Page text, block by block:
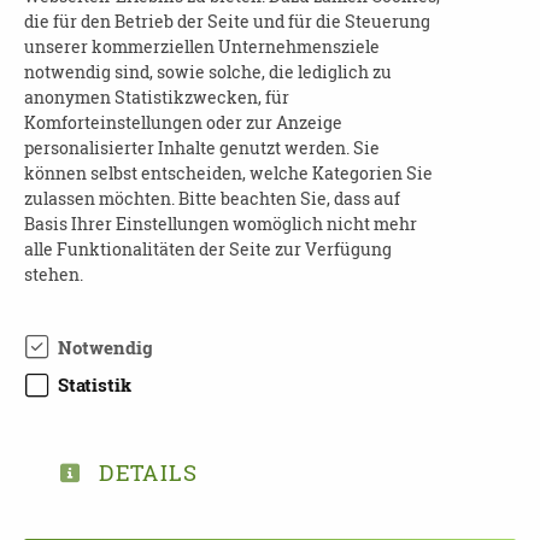
dem Infomobil Pflege des Landkreises Görlitz
dem Markt.
Hier können Sie unkompliziert zum Thema
Demenz ins Gespräch kommen und ihre
Fragen stellen.
TEILEN
die für den Betrieb der Seite und für die Steuerung
unserer kommerziellen Unternehmensziele
notwendig sind, sowie solche, die lediglich zu
anonymen Statistikzwecken, für
Komforteinstellungen oder zur Anzeige
personalisierter Inhalte genutzt werden. Sie
können selbst entscheiden, welche Kategorien Sie
zulassen möchten. Bitte beachten Sie, dass auf
Basis Ihrer Einstellungen womöglich nicht mehr
alle Funktionalitäten der Seite zur Verfügung
stehen.
Notwendig
Statistik
DETAILS